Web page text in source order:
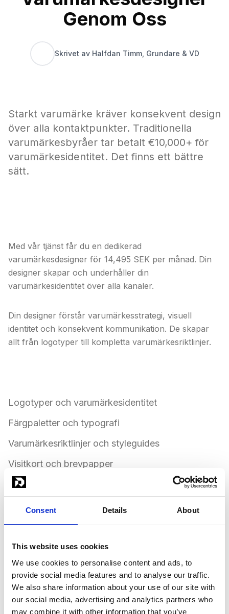
Consent Details About
This website uses cookies
We use cookies to personalise content and ads, to
provide social media features and to analyse our traffic.
We also share information about your use of our site with
our social media, advertising and analytics partners who
may combine it with other information that you’ve
Genom Oss
Skrivet av Halfdan Timm, Grundare & VD
Starkt varumärke kräver konsekvent design
över alla kontaktpunkter. Traditionella
varumärkesbyråer tar betalt €10,000+ för
varumärkesidentitet. Det finns ett bättre
sätt.
Med vår tjänst får du en dedikerad
varumärkesdesigner för 14,495 SEK per månad. Din
designer skapar och underhåller din
varumärkesidentitet över alla kanaler.
Din designer förstår varumärkesstrategi, visuell
identitet och konsekvent kommunikation. De skapar
allt från logotyper till kompletta varumärkesriktlinjer.
Logotyper och varumärkesidentitet
Färgpaletter och typografi
Varumärkesriktlinjer och styleguides
Visitkort och brevpapper
Marknadsföringsmaterial
Förpackningsdesign
Konsekvent varumärke över alla kanaler
För 14,495 SEK per månad får du en dedikerad
varumärkesdesigner. Ditt varumärke är konsekvent.
Din identitet är professionell. Ditt företag sticker ut.